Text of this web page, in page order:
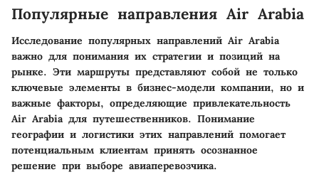
Популярные направления Air Arabia
Исследование популярных направлений Air Arabia
важно для понимания их стратегии и позиций на
рынке. Эти маршруты представляют собой не только
ключевые элементы в бизнес-модели компании, но и
важные факторы, определяющие привлекательность
Air Arabia для путешественников. Понимание
географии и логистики этих направлений помогает
потенциальным клиентам принять осознанное
решение при выборе авиаперевозчика.